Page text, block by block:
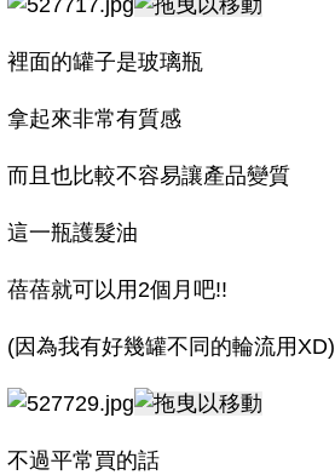
裡面的罐子是玻璃瓶
拿起來非常有質感
而且也比較不容易讓產品變質
這一瓶護髮油
蓓蓓就可以用2個月吧!!
(因為我有好幾罐不同的輪流用XD)
不過平常買的話